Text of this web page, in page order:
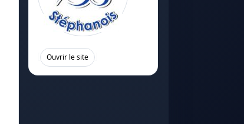
Ouvrir le site